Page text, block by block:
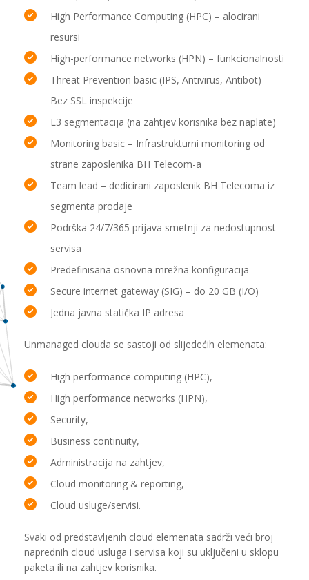
High Performance Computing (HPC) – alocirani
resursi
High-performance networks (HPN) – funkcionalnosti
Threat Prevention basic (IPS, Antivirus, Antibot) –
Bez SSL inspekcije
L3 segmentacija (na zahtjev korisnika bez naplate)
Monitoring basic – Infrastrukturni monitoring od
strane zaposlenika BH Telecom-a
Team lead – dedicirani zaposlenik BH Telecoma iz
segmenta prodaje
Podrška 24/7/365 prijava smetnji za nedostupnost
servisa
Predefinisana osnovna mrežna konfiguracija
Secure internet gateway (SIG) – do 20 GB (I/O)
Jedna javna statička IP adresa
Unmanaged clouda se sastoji od slijedećih elemenata:
High performance computing (HPC),
High performance networks (HPN),
Security,
Business continuity,
Administracija na zahtjev,
Cloud monitoring & reporting,
Cloud usluge/servisi.
Svaki od predstavljenih cloud elemenata sadrži veći broj
naprednih cloud usluga i servisa koji su uključeni u sklopu
paketa ili na zahtjev korisnika.